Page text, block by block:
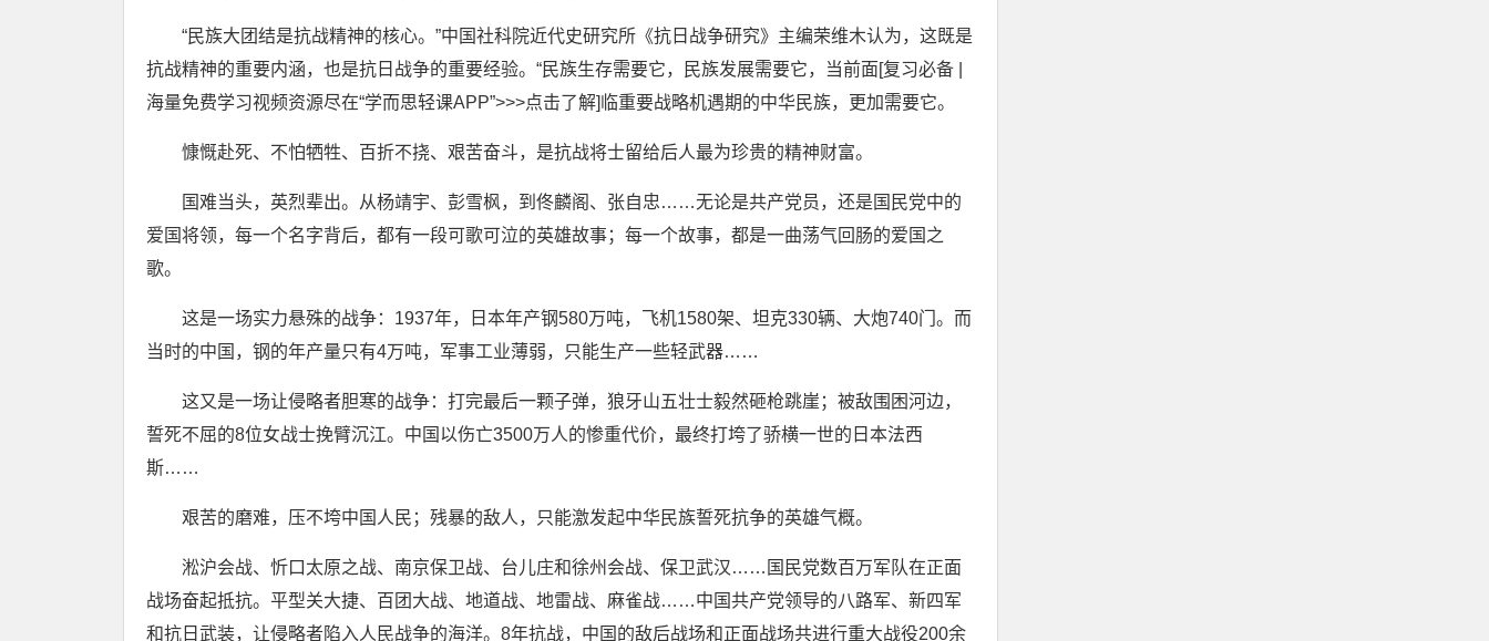
“民族大团结是抗战精神的核心。”中国社科院近代史研究所《抗日战争研究》主编荣维木认为，这既是
抗战精神的重要内涵，也是抗日战争的重要经验。“民族生存需要它，民族发展需要它，当前面[复习必备 |
海量免费学习视频资源尽在“学而思轻课APP”>>>点击了解] 临重要战略机遇期的中华民族，更加需要它。
慷慨赴死、不怕牺牲、百折不挠、艰苦奋斗，是抗战将士留给后人最为珍贵的精神财富。
国难当头，英烈辈出。从杨靖宇、彭雪枫，到佟麟阁、张自忠……无论是共产党员，还是国民党中的
爱国将领，每一个名字背后，都有一段可歌可泣的英雄故事；每一个故事，都是一曲荡气回肠的爱国之
歌。
这是一场实力悬殊的战争：1937年，日本年产钢580万吨，飞机1580架、坦克330辆、大炮740门。而
当时的中国，钢的年产量只有4万吨，军事工业薄弱，只能生产一些轻武器……
这又是一场让侵略者胆寒的战争：打完最后一颗子弹，狼牙山五壮士毅然砸枪跳崖；被敌围困河边，
誓死不屈的8位女战士挽臂沉江。中国以伤亡3500万人的惨重代价，最终打垮了骄横一世的日本法西
斯……
艰苦的磨难，压不垮中国人民；残暴的敌人，只能激发起中华民族誓死抗争的英雄气概。
淞沪会战、忻口太原之战、南京保卫战、台儿庄和徐州会战、保卫武汉……国民党数百万军队在正面
战场奋起抵抗。平型关大捷、百团大战、地道战、地雷战、麻雀战……中国共产党领导的八路军、新四军
和抗日武装，让侵略者陷入人民战争的海洋。8年抗战，中国的敌后战场和正面战场共进行重大战役200余